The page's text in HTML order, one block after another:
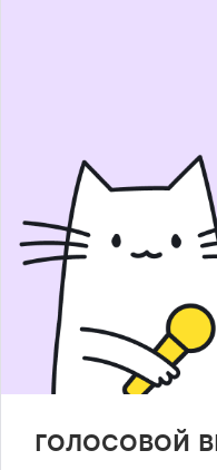
голосовой